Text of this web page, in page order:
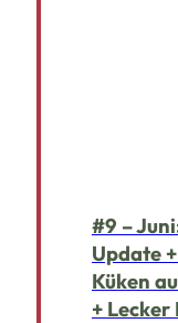
#9 –
Update
Küken
+